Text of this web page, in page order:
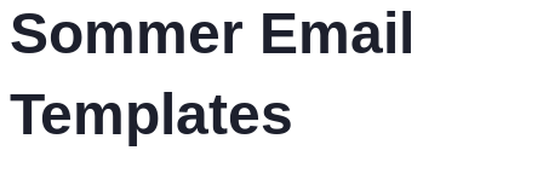
Sommer Email
Templates